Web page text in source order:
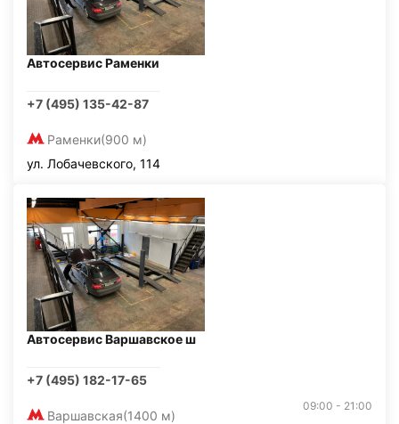
Автосервис Раменки
+7 (495) 135-42-87
Раменки(900 м)
ул. Лобачевского, 114
Автосервис Варшавское ш
+7 (495) 182-17-65
Варшавская(1400 м)
09:00 - 21:00